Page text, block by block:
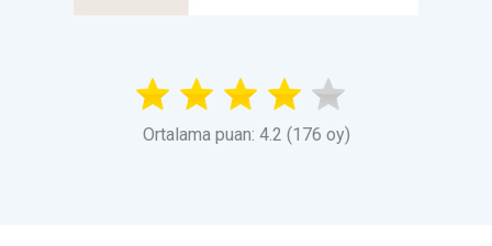
Ortalama puan: 4.2 (176 oy)